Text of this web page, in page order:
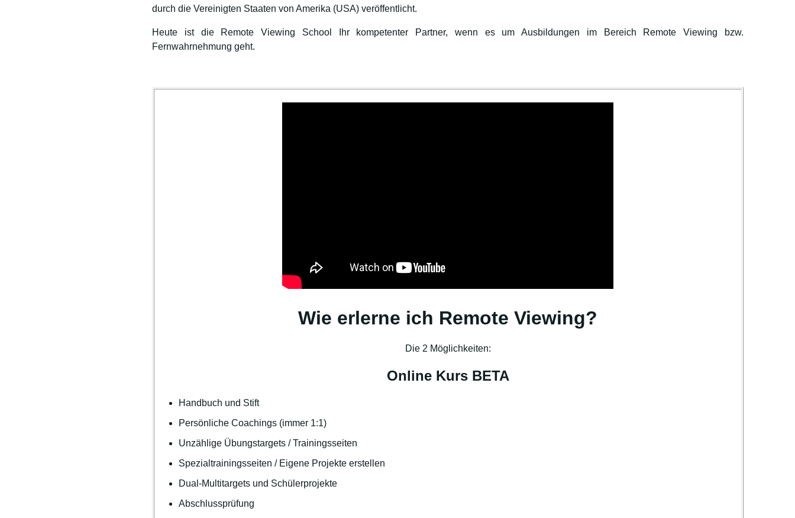
durch die Vereinigten Staaten von Amerika (USA) veröffentlicht.
Heute ist die Remote Viewing School Ihr kompetenter Partner, wenn es um Ausbildungen im Bereich Remote Viewing bzw.
Fernwahrnehmung geht.
Wie erlerne ich Remote Viewing?
Die 2 Möglichkeiten:
Online Kurs BETA
Handbuch und Stift
Persönliche Coachings (immer 1:1)
Unzählige Übungstargets / Trainingsseiten
Spezialtrainingsseiten / Eigene Projekte erstellen
Dual-Multitargets und Schülerprojekte
Abschlussprüfung